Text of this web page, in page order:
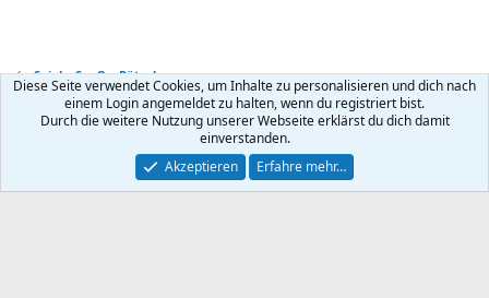
Spiel + Spaß + Rätsel
Kontakt Nutzungsbedingungen Datenschutz Hilfe
R
Community platform by XenForo ® © 2010-2026 XenForo Ltd.
Diese Seite verwendet Cookies, um Inhalte zu personalisieren und dich nach
einem Login angemeldet zu halten, wenn du registriert bist.
Durch die weitere Nutzung unserer Webseite erklärst du dich damit
einverstanden.
Akzeptieren
Erfahre mehr…